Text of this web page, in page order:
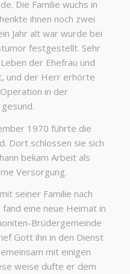
Die Familie wuchs in
ihnen noch zwei
Jahr alt war wurde bei
festgestellt. Sehr
der Ehefrau und
und der Herr erhörte
in der
1970 führte die
Dort schlossen sie sich
bekam Arbeit als
Versorgung.
seiner Familie nach
eine neue Heimat in
Brüdergemeinde
Gott ihn in den Dienst
mit einigen
weise dufte er dem